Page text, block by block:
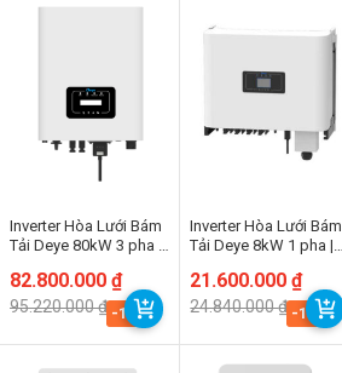
Inverter Hòa Lưới Bám
Tải Deye 80kW 3 pha |
95.220.000₫
Giá
gốc
là:
95.220.000 ₫.
82.800.000 ₫
Giá
hiện
tại
82.800.000 ₫.
-13%
Inverter Hòa Lưới Bám
Tải Deye 8kW 1 pha |
AM2
24.840.000₫
Giá
gốc
là:
24.840.000 ₫.
21.600.000₫
Giá
hiện
tại
21.600.000 ₫.
-13%